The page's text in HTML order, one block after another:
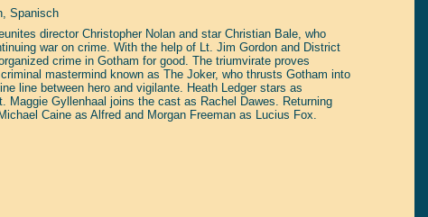
Spanisch
director Christopher Nolan and star Christian Bale, who
war on crime. With the help of Lt. Jim Gordon and District
crime in Gotham for good. The triumvirate proves
mastermind known as The Joker, who thrusts Gotham into
line between hero and vigilante. Heath Ledger stars as
Maggie Gyllenhaal joins the cast as Rachel Dawes. Returning
Caine as Alfred and Morgan Freeman as Lucius Fox.